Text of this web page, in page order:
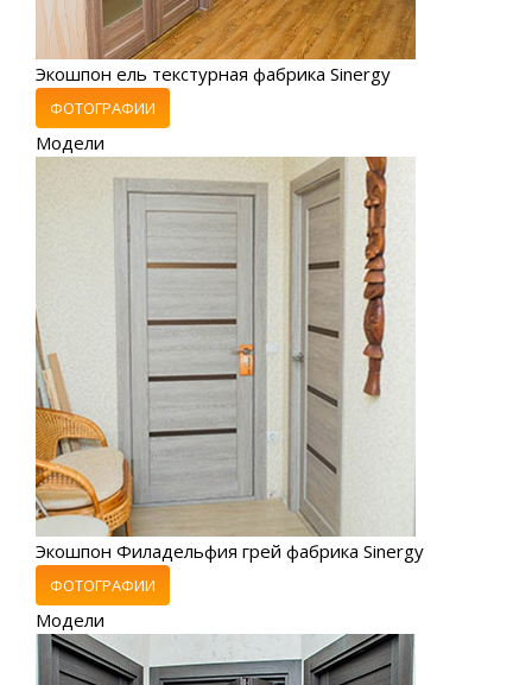
Экошпон ель текстурная фабрика Sinergy
ФОТОГРАФИИ
Модели
Экошпон Филадельфия грей фабрика Sinergy
ФОТОГРАФИИ
Модели